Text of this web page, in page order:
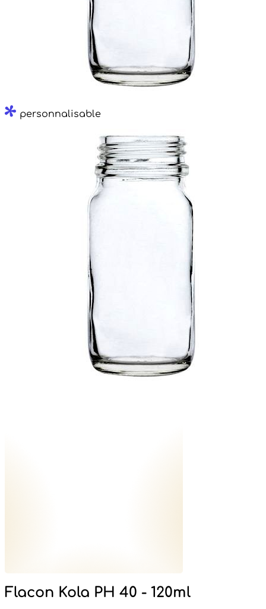
personnalisable
Flacon Kola PH 40 - 120ml